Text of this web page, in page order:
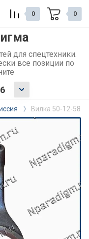
для спецтехники.
все позиции по
0 0
Вилка 50-12-581